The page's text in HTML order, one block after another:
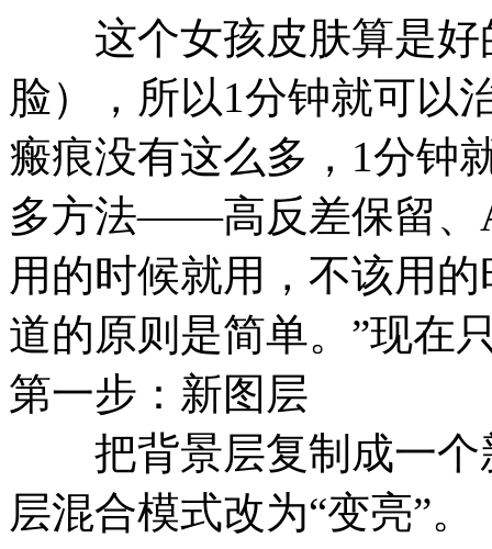
这个女孩皮肤算是好
脸），所以1分钟就可以
瘢痕没有这么多，1分钟
多方法——高反差保留
用的时候就用，不该用
道的原则是简单。”现在
第一步：新图层
把背景层复制成一个
层混合模式改为“变亮”。